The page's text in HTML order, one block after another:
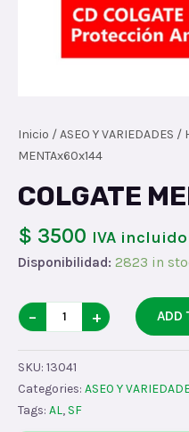
Inicio /ASEO Y VARIEDADES /
MENTAx60x144
COLGATE
$ 3500 IVA incluido
Disponibilidad: 2823 in
COLGATE
MENTAx60x144
quantity
− + ADD
SKU: 13041
Categories: ASEO Y
Tags: AL, SF